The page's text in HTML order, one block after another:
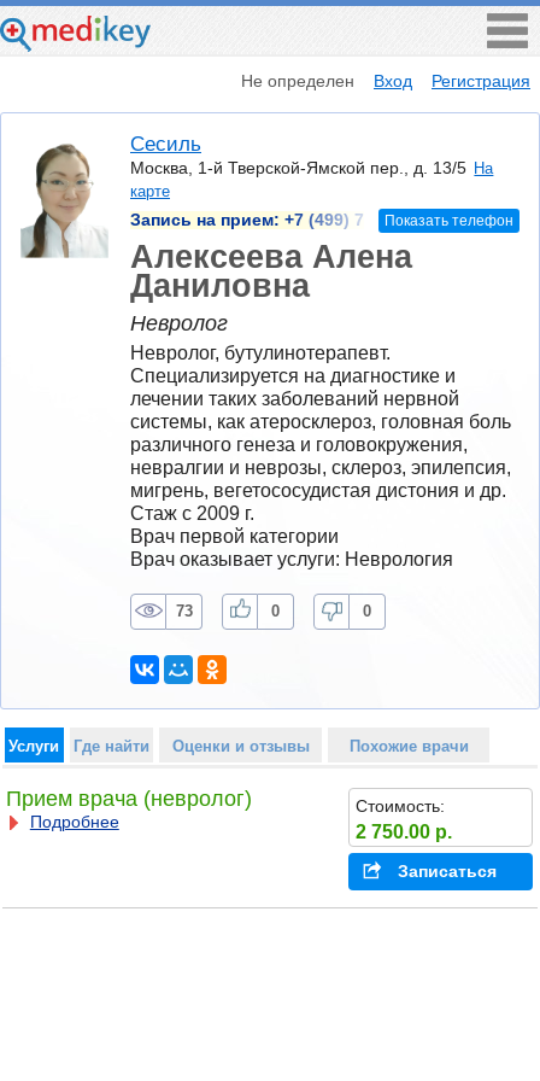
Не определен Вход Регистрация
Сесиль
Москва, 1-й Тверской-Ямской пер., д. 13/5 На
карте
Запись на прием: +7 (499) 7 Показать телефон
Алексеева Алена
Даниловна
Невролог
Невролог, бутулинотерапевт.
Специализируется на диагностике и
лечении таких заболеваний нервной
системы, как атеросклероз, головная боль
различного генеза и головокружения,
невралгии и неврозы, склероз, эпилепсия,
мигрень, вегетососудистая дистония и др.
Стаж с 2009 г.
Врач первой категории
Врач оказывает услуги: Неврология
73 0 0
Услуги Где найти Оценки и отзывы Похожие врачи
Прием врача (невролог)
Подробнее
Стоимость:
2 750.00 р.
Записаться